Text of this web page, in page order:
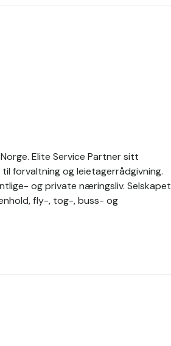
Elite Service Partner sitt
forvaltning og leietagerrådgivning.
og private næringsliv. Selskapet
fly-, tog-, buss- og